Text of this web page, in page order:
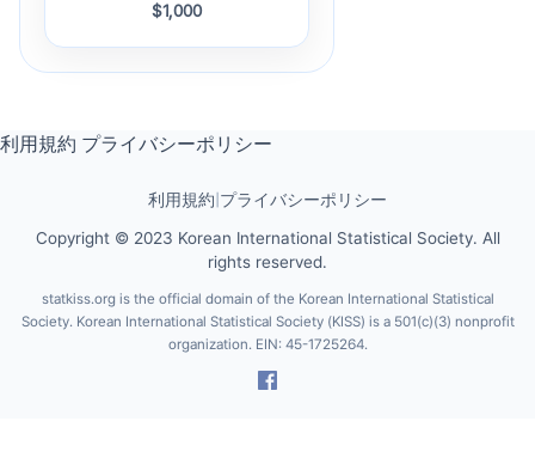
$1,000
利用規約 プライバシーポリシー
利用規約 プライバシーポリシー
Copyright © 2023 Korean International Statistical Society. All
rights reserved.
statkiss.org is the official domain of the Korean International Statistical
Society. Korean International Statistical Society (KISS) is a 501(c)(3) nonprofit
organization. EIN: 45-1725264.